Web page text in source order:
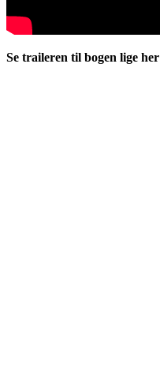
Se traileren til bogen lige her